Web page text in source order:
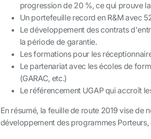
progression de 20 %, ce qui prouve
Un portefeuille record en R&M avec
Le développement des contrats
la période de garantie.
Les formations pour les
Le partenariat avec les écoles de
(GARAC, etc.)
Le référencement UGAP qui accroît
En résumé, la feuille de route 2019 vise de
développement des programmes